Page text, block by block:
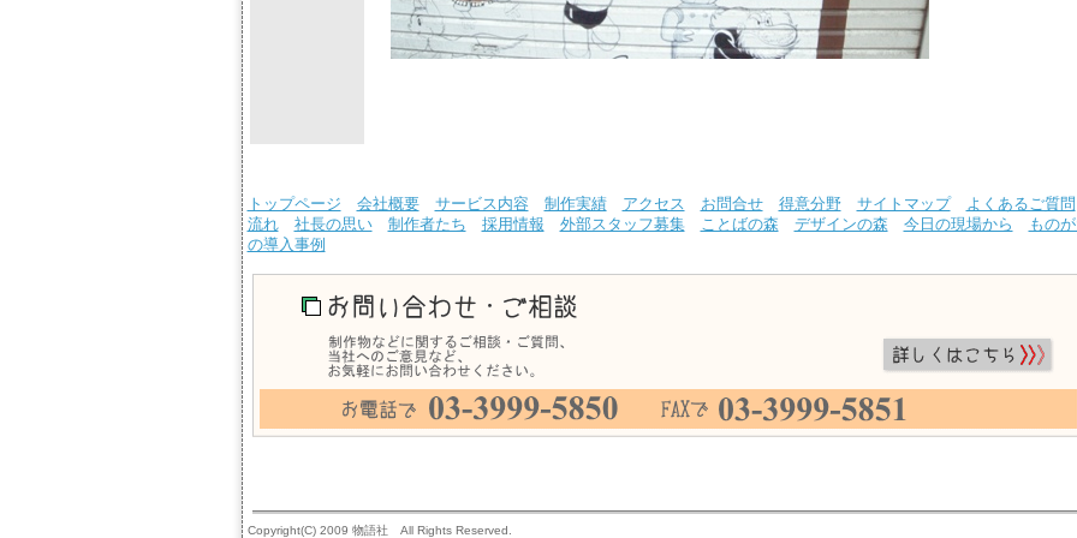
トップページ 会社概要 サービス内容 制作実績 アクセス お問合せ 得意分野 サイトマップ よくあるご質問
流れ
社長の思い 制作者たち 採用情報 外部スタッフ募集 ことばの森 デザインの森 今日の現場から
もの
の導入事例
Copyright(C) 2009 物語社 All Rights Reserved.